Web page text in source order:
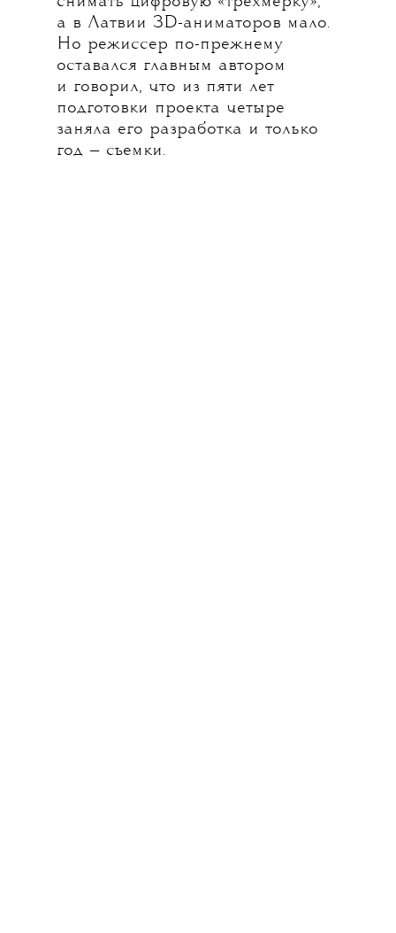
а в Латвии 3D-аниматоров мало.
Но режиссер по-прежнему
оставался главным автором
и говорил, что из пяти лет
подготовки проекта четыре
заняла его разработка и только
год — съемки.